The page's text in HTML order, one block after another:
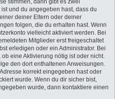
stimmen, dann gibt es zwei
ist und du angegeben hast, dass du
deiner Eltern oder deiner
folgen, die du erhalten hast. Wenn
vielleicht aktiviert werden. Bei
Mitglieder erst freigeschaltet
erledigen oder ein Administrator. Bei
eine Aktivierung nötig ist oder nicht.
den dort enthaltenen Anweisungen.
korrekt eingegeben hast oder
wurde. Wenn du dir sicher bist,
wurde, dann kontaktiere einen